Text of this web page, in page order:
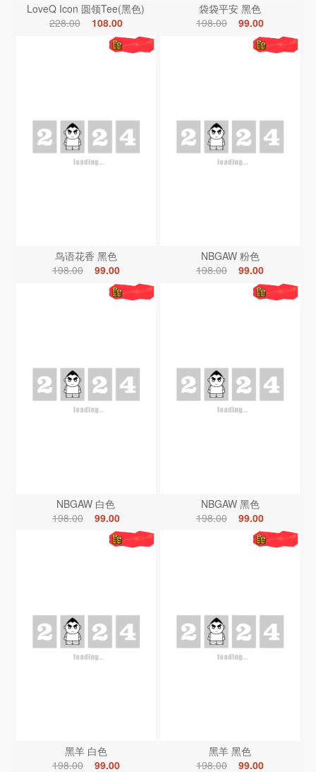
LoveQ Icon 圆领Tee(黑色)
228.00
108.00
袋袋平安 黑色
198.00
99.00
鸟语花香 黑色
198.00
99.00
NBGAW 粉色
198.00
99.00
NBGAW 白色
198.00
99.00
NBGAW 黑色
198.00
99.00
黑羊 白色
198.00
99.00
黑羊 黑色
198.00
99.00